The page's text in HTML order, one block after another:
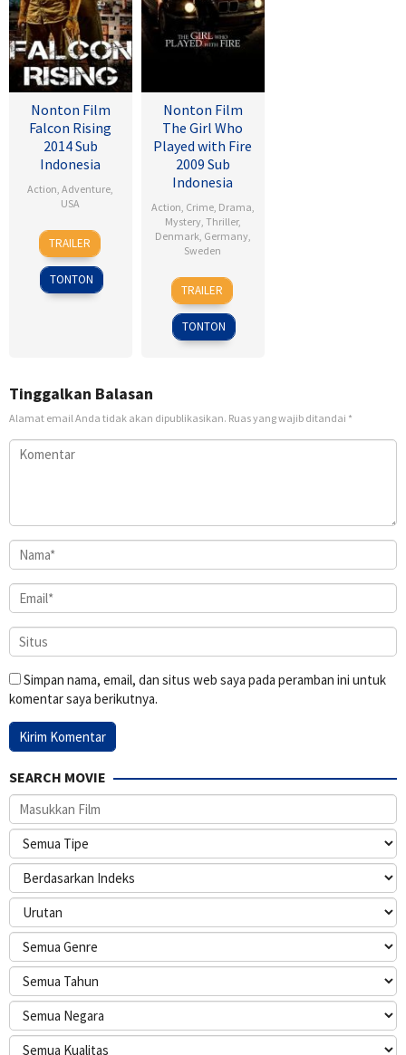
Nonton Film
Falcon Rising
2014 Sub
Indonesia
Action,Adventure,
USA
5
Sep
2014
Ernie
Barbarash
TRAILER
TONTON
Nonton Film
The Girl Who
Played with Fire
2009 Sub
Indonesia
Action, Crime, Drama,
Mystery, Thriller,
Denmark, Germany,
Sweden
18
Sep
2009
Daniel
Alfredson
TRAILER
TONTON
Tinggalkan Balasan
Alamat email Anda tidak akan dipublikasikan. Ruas yang wajib ditandai *
Simpan nama, email, dan situs web saya pada peramban ini untuk
komentar saya berikutnya.
SEARCH MOVIE